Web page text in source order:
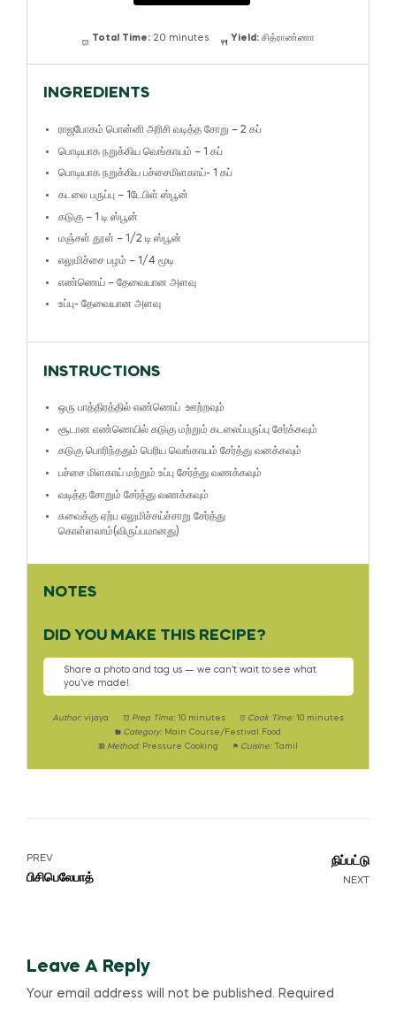
Total Time: 20 minutes Yield: சித்ராண்ணா
INGREDIENTS
ராஜபோகம் பொன்னி அரிசி வடித்த சோறு – 2 கப்
பொடியாக நறுக்கிய வெங்காயம் – 1 கப்
பொடியாக நறுக்கிய பச்சைமிளகாய்- 1 கப்
கடலை பருப்பு – 1டேபிள் ஸ்பூன்
கடுகு – 1 டி ஸ்பூன்
மஞ்சள் தூள் – 1/2 டி ஸ்பூன்
எலுமிச்சை பழம் – 1/4 மூடி
எண்ணெய் – தேவையான அளவு
உப்பு- தேவையான அளவு
INSTRUCTIONS
ஒரு பாத்திரத்தில் எண்ணெய் ஊற்றவும்
சூடான எண்ணெயில் கடுகு மற்றும் கடலைப்பருப்பு சேர்க்கவும்
கடுகு பொரிந்ததும் பெரிய வெங்காயம் சேர்த்து வனக்கவும்
பச்சை மிளகாய் மற்றும் உப்பு சேர்த்து வணக்கவும்
வடித்த சோறும் சேர்த்து வணக்கவும்
சுவைக்கு ஏற்ப எலுமிச்சய்ச்சாறு சேர்த்து
கொள்ளலாம்(விருப்பமானது)
NOTES
DID YOU MAKE THIS RECIPE?
Share a photo and tag us — we can’t wait to see what
you’ve made!
Author: vijaya Prep Time: 10 minutes Cook Time: 10 minutes
Category: Main Course/Festival Food
Method:
Pressure Cooking Cuisine: Tamil
PREV
பிசிபெலேபாத் NEXT
நிப்பட்டு
Leave A Reply
Your email address will not be published. Required